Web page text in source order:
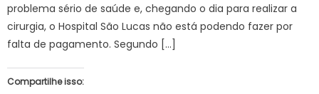
problema sério de saúde e, chegando o dia para realizar a
cirurgia, o Hospital São Lucas não está podendo fazer por
falta de pagamento. Segundo […]
Compartilhe isso: